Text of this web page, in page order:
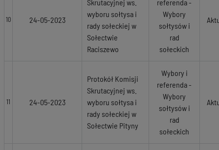
10 24-05-2023
Skrutacyjnej ws.
wyboru sołtysa i
rady sołeckiej w
Sołectwie
Raciszewo
referenda -
Wybory
sołtysów i
rad
sołeckich
11 24-05-2023
Protokół Komisji
Skrutacyjnej ws.
wyboru sołtysa i
rady sołeckiej w
Sołectwie Pityny
Wybory i
referenda -
Wybory
sołtysów i
rad
sołeckich